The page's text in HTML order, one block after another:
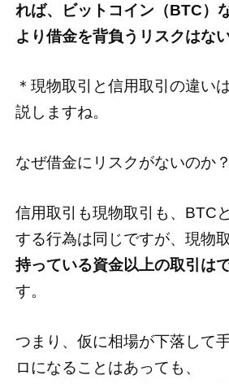
れば、ビットコイン（BTC）
より借金を背負うリスクはない
＊現物取引と信用取引の違い
説しますね。
なぜ借金にリスクがないのか？
信用取引も現物取引も、BTC
する行為は同じですが、現物
持っている資金以上の取引は
す。
つまり、仮に相場が下落して
ロになることはあっても、